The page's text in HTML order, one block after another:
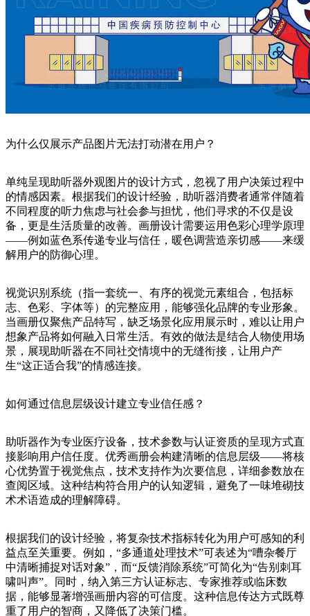
为什么仅展示产品图片无法打动潜在用户？
单纯呈现助听器外观图片的设计方式，忽视了用户决策过程中
的情感因素。根据我们的设计经验，助听器消费者通常伴随着
不同程度的听力焦虑与社会参与担忧，他们寻求的不仅是设
备，更是生活质量的改善。画册设计需要运用色彩心理学原理
——例如蓝色系传递专业与信任，暖色调营造亲切感——来缓
解用户的防御心理。
视觉识别系统（指一套统一、有序的视觉元素组合，包括标
志、色彩、字体等）的完整应用，能够强化品牌的专业形象。
当画册仅聚焦产品特写，缺乏场景化应用展示时，难以让用户
想象产品将如何融入日常生活。有效的做法是结合人物使用场
景，展现助听器在不同社交情境中的无缝衔接，让用户产
生“这正适合我”的情感连接。
如何通过信息层级设计建立专业信任感？
助听器作为专业医疗设备，技术参数与认证资质的呈现方式直
接影响用户信任度。优秀画册会构建清晰的信息层级——将核
心优势置于视觉焦点，技术支持作为次要信息，详细参数放在
查阅区域。这种结构符合用户的认知逻辑，避免了一味堆砌技
术术语造成的理解障碍。
根据我们的设计经验，将复杂技术指标转化为用户可感知的利
益点至关重要。例如，“多通道处理技术”可表述为“嘈杂餐厅
中清晰捕捉对话对象”，而“反馈消除系统”可简化为“告别刺耳
啸叫声”。同时，纳入第三方认证标志、专家推荐或临床数
据，能够显著增强画册内容的可信度。这种信息传达方式既尊
重了用户的智商，又降低了决策门槛。